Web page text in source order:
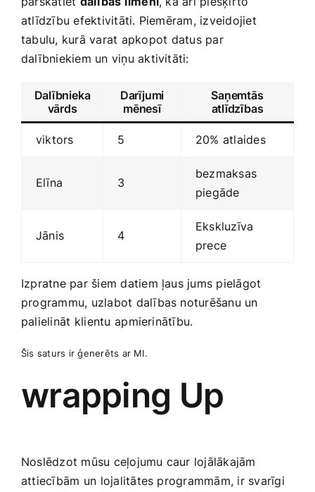
atlīdzību efektivitāti. Piemēram, izveidojiet
tabulu, kurā varat apkopot⁢ datus par⁢
dalībniekiem un viņu‍ aktivitāti:
Dalībnieka
vārds
Darījumi
mēnesī
Saņemtās
atlīdzības
viktors 5 20% atlaides
Elīna 3
bezmaksas
piegāde
Jānis 4
Ekskluzīva
prece
Izpratne par šiem datiem ļaus ​jums pielāgot
programmu, uzlabot dalības noturēšanu un‍
palielināt⁤ klientu⁣ apmierinātību.
Šis saturs ir​ ģenerēts ar MI.
wrapping Up
Noslēdzot mūsu ceļojumu caur lojālākajām ​
attiecībām ⁢un lojalitātes programmām, ir svarīgi